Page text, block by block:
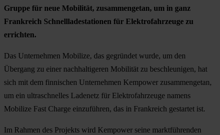
Gruppe für neue Mobilität, zusammengetan, um in ganz
Frankreich Schnellladestationen für Elektrofahrzeuge zu
errichten.
Das Unternehmen Mobilize, das gegründet wurde, um den
Übergang zu einer nachhaltigeren Mobilität zu beschleunigen, hat
sich mit dem finnischen Unternehmen Kempower zusammengetan,
um ein ultraschnelles Ladenetz für Elektrofahrzeuge namens
Mobilize Fast Charge einzuführen, das in Frankreich gestartet ist.
Im Rahmen des Projekts wird Kempower seine marktführenden